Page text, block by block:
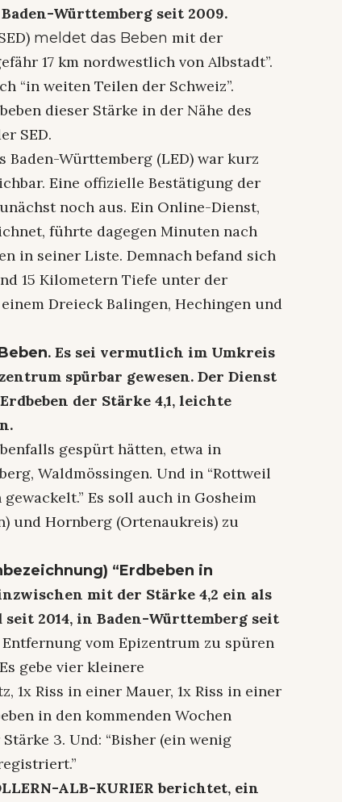
Württemberg seit 2009.
meldet das Beben mit der
17 km nordwestlich von Albstadt”.
“in weiten Teilen der Schweiz”.
dieser Stärke in der Nähe des
SED.
Baden-Württemberg (LED) war kurz
Eine offizielle Bestätigung der
noch aus. Ein Online-Dienst,
führte dagegen Minuten nach
in seiner Liste. Demnach befand sich
15 Kilometern Tiefe unter der
Dreieck Balingen, Hechingen und
. Es sei vermutlich im Umkreis
spürbar gewesen. Der Dienst
der Stärke 4,1, leichte
gespürt hätten, etwa in
Waldmössingen. Und in “Rottweil
Es soll auch in Gosheim
und Hornberg (Ortenaukreis) zu
“Erdbeben in
mit der Stärke 4,2 ein als
2014, in Baden-Württemberg seit
vom Epizentrum zu spüren
gebe vier kleinere
1x Riss in einer Mauer, 1x Riss in einer
in den kommenden Wochen
3. Und: “Bisher (ein wenig
ALB-KURIER berichtet, ein